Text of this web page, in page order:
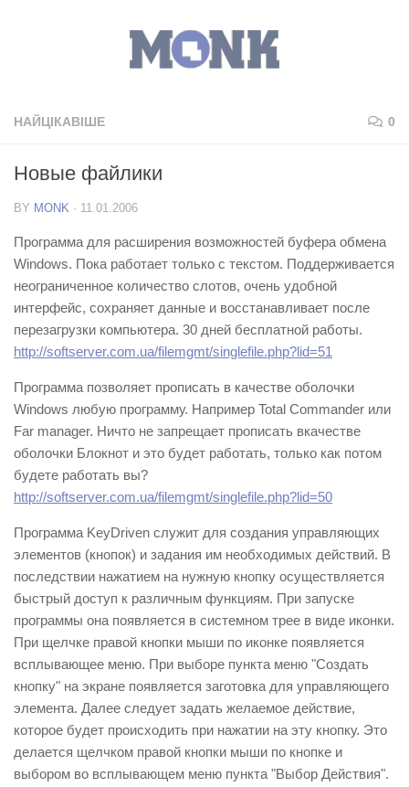
НАЙЦІКАВІШЕ 0
Новые файлики
BY MONK · 11.01.2006
Программа для расширения возможностей буфера обмена
Windows. Пока работает только с текстом. Поддерживается
неограниченное количество слотов, очень удобной
интерфейс, сохраняет данные и восстанавливает после
перезагрузки компьютера. 30 дней бесплатной работы.
http://softserver.com.ua/filemgmt/singlefile.php?lid=51
Программа позволяет прописать в качестве оболочки
Windows любую программу. Например Total Commander или
Far manager. Ничто не запрещает прописать вкачестве
оболочки Блокнот и это будет работать, только как потом
будете работать вы?
http://softserver.com.ua/filemgmt/singlefile.php?lid=50
Программа KeyDriven служит для создания управляющих
элементов (кнопок) и задания им необходимых действий. В
последствии нажатием на нужную кнопку осуществляется
быстрый доступ к различным функциям. При запуске
программы она появляется в системном трее в виде иконки.
При щелчке правой кнопки мыши по иконке появляется
всплывающее меню. При выборе пункта меню "Создать
кнопку" на экране появляется заготовка для управляющего
элемента. Далее следует задать желаемое действие,
которое будет происходить при нажатии на эту кнопку. Это
делается щелчком правой кнопки мыши по кнопке и
выбором во всплывающем меню пункта "Выбор Действия".